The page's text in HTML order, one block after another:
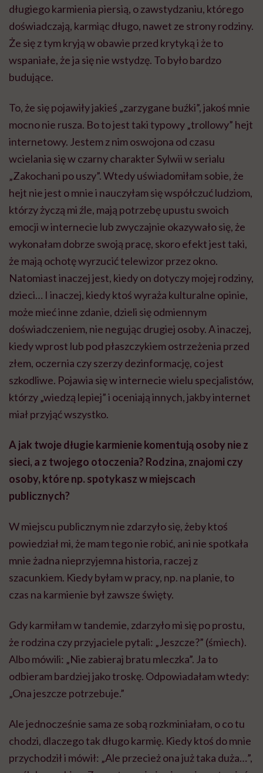
długiego karmienia piersią, o zawstydzaniu, którego
doświadczają, karmiąc długo, nawet ze strony rodziny.
Że się z tym kryją w obawie przed krytyką i że to
wspaniałe, że ja się nie wstydzę. To było bardzo
budujące.
To, że się pojawiły jakieś „zarzygane buźki”, jakoś mnie
mocno nie rusza. Bo to jest taki typowy „trollowy” hejt
internetowy. Jestem z nim oswojona od czasu
wcielania się w czarny charakter Sylwii w serialu
„Zakochani po uszy”. Wtedy uświadomiłam sobie, że
hejt nie jest o mnie i nauczyłam się współczuć ludziom,
którzy życzą mi źle, mają potrzebę upustu swoich
emocji w internecie lub zwyczajnie okazywało się, że
wykonałam dobrze swoją pracę, skoro efekt jest taki,
że mają ochotę wyrzucić telewizor przez okno.
Natomiast inaczej jest, kiedy on dotyczy mojej rodziny,
dzieci… I inaczej, kiedy ktoś wyraża kulturalne opinie,
może mieć inne zdanie, dzieli się odmiennym
doświadczeniem, nie negując drugiej osoby. A inaczej,
kiedy wprost lub pod płaszczykiem ostrzeżenia przed
złem, oczernia czy szerzy dezinformację, co jest
szkodliwe. Pojawia się w internecie wielu specjalistów,
którzy „wiedzą lepiej” i oceniają innych, jakby internet
miał przyjąć wszystko.
A jak twoje długie karmienie komentują osoby nie z
sieci, a z twojego otoczenia? Rodzina, znajomi czy
osoby, które np. spotykasz w miejscach
publicznych?
W miejscu publicznym nie zdarzyło się, żeby ktoś
powiedział mi, że mam tego nie robić, ani nie spotkała
mnie żadna nieprzyjemna historia, raczej z
szacunkiem. Kiedy byłam w pracy, np. na planie, to
czas na karmienie był zawsze święty.
Gdy karmiłam w tandemie, zdarzyło mi się po prostu,
że rodzina czy przyjaciele pytali: „Jeszcze?” (śmiech).
Albo mówili: „Nie zabieraj bratu mleczka”. Ja to
odbieram bardziej jako troskę. Odpowiadałam wtedy:
„Ona jeszcze potrzebuje.”
Ale jednocześnie sama ze sobą rozkminiałam, o co tu
chodzi, dlaczego tak długo karmię. Kiedy ktoś do mnie
przychodził i mówił: „Ale przecież ona już taka duża…”,